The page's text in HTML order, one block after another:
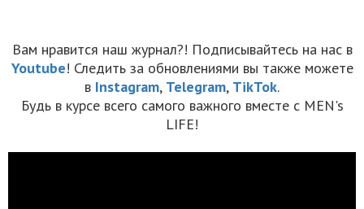
Вам нравится наш журнал?! Подписывайтесь на нас в
Youtube! Следить за обновлениями вы также можете
в Instagram, Telegram, TikTok.
Будь в курсе всего самого важного вместе с MEN's
LIFE!